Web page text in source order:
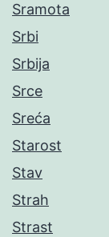
Sramota
Srbi
Srbija
Srce
Sreća
Starost
Stav
Strah
Strast